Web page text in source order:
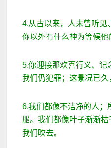
4.从古以来，人未曾听见
你以外有什么神为等候他
5.你迎接那欢喜行义、记
我们仍犯罪；这景况已久
6.我们都像不洁净的人；
服。我们都像叶子渐渐
我们吹去。